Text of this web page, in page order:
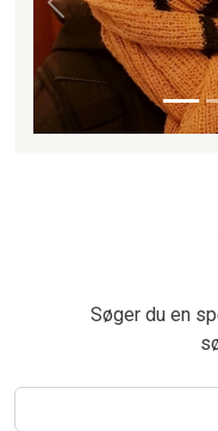
Forrige
Søger du en
Søg